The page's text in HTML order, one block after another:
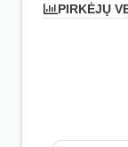
PIRKĖJŲ